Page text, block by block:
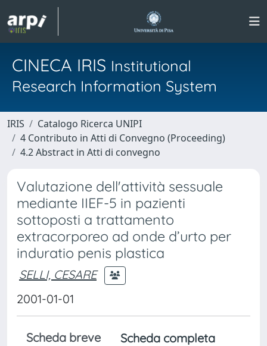
CINECA IRIS Institutional
Research Information System
IRIS
Catalogo Ricerca UNIPI
4 Contributo in Atti di Convegno (Proceeding)
4.2 Abstract in Atti di convegno
Valutazione dell'attività sessuale
mediante IIEF-5 in pazienti
sottoposti a trattamento
extracorporeo ad onde d’urto per
induratio penis plastica
SELLI, CESARE
2001-01-01
Scheda breve
Scheda completa